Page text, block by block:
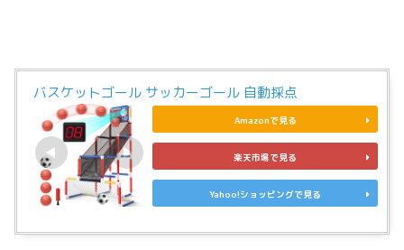
バスケットゴール サッカーゴール 自動採点
Amazonで見る
楽天市場で見る
Yahoo!ショッピングで見る